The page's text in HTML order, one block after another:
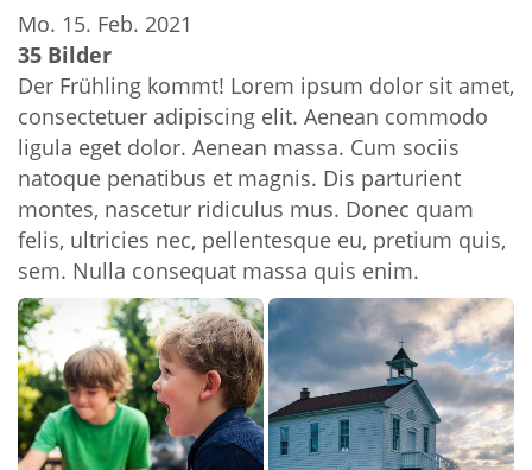
Mo. 15. Feb. 2021
35 Bilder
Der Frühling kommt! Lorem ipsum dolor sit amet,
consectetuer adipiscing elit. Aenean commodo
ligula eget dolor. Aenean massa. Cum sociis
natoque penatibus et magnis. Dis parturient
montes, nascetur ridiculus mus. Donec quam
felis, ultricies nec, pellentesque eu, pretium quis,
sem. Nulla consequat massa quis enim.